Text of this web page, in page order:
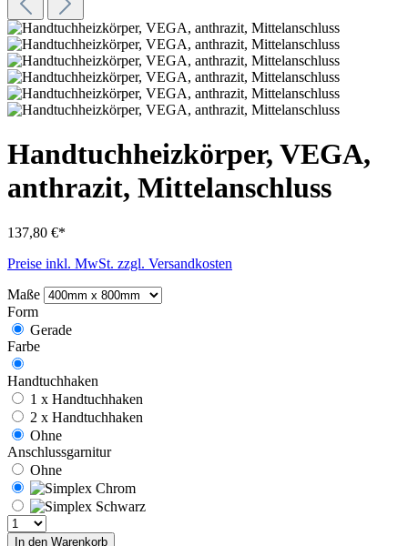
Handtuchheizkörper, VEGA,
anthrazit, Mittelanschluss
137,80 €*
Preise inkl. MwSt. zzgl. Versandkosten
Maße
Form
Gerade
Farbe
Handtuchhaken
1 x Handtuchhaken
2 x Handtuchhaken
Ohne
Anschlussgarnitur
Ohne
In den Warenkorb